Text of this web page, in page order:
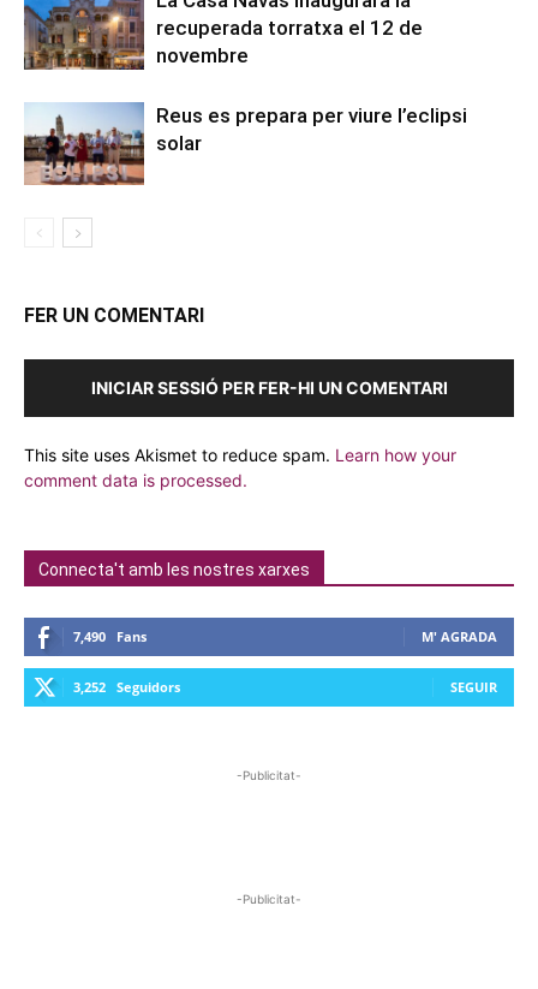
recuperada torratxa el 12 de
novembre
Reus es prepara per viure l’eclipsi
solar
FER UN COMENTARI
INICIAR SESSIÓ PER FER-HI UN COMENTARI
This site uses Akismet to reduce spam. Learn how your
comment data is processed.
Connecta't amb les nostres xarxes
7,490 Fans M' AGRADA
3,252 Seguidors SEGUIR
-Publicitat-
-Publicitat-